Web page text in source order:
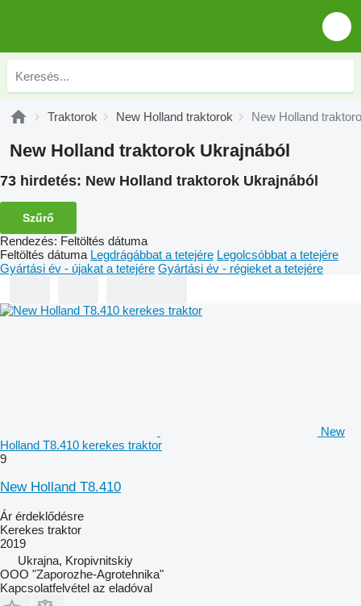
Traktorok New Holland traktorok New Holland
New Holland traktorok Ukrajnából
73 hirdetés: New Holland traktorok Ukrajnából
Szűrő
Rendezés: Feltöltés dátuma
Feltöltés dátuma Legdrágábbat a tetejére Legolcsóbbat a tetejére
Gyártási év - újakat a tetejére Gyártási év - régieket a tetejére
New
Holland T8.410 kerekes traktor
9
New Holland T8.410
Ár érdeklődésre
Kerekes traktor
2019
Ukrajna, Kropivnitskiy
OOO "Zaporozhe-Agrotehnika"
Kapcsolatfelvétel az eladóval